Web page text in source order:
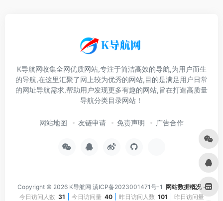
K导航网收集全网优质网站,专注于简洁高效的导航,为用户而生
的导航,在这里汇聚了网上较为优秀的网站,目的是满足用户日常
的网址导航需求,帮助用户发现更多有趣的网站,旨在打造高质量
导航分类目录网站！
网站地图 友链申请 免责声明 广告合作
Copyright © 2026 K导航网 滇ICP备2023001471号-1 网站数据概况 -
今日访问人数 31 今日访问量 40 昨日访问人数 101 昨日访问量